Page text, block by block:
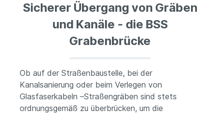
Sicherer Übergang von Gräben
und Kanäle - die BSS
Grabenbrücke
Ob auf der Straßenbaustelle, bei der
Kanalsanierung oder beim Verlegen von
Glasfaserkabeln –Straßengräben sind stets
ordnungsgemäß zu überbrücken, um die